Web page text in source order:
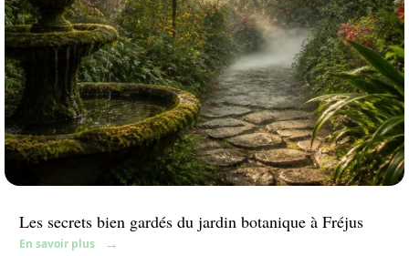
Les secrets bien gardés du jardin botanique à Fréjus
En savoir plus